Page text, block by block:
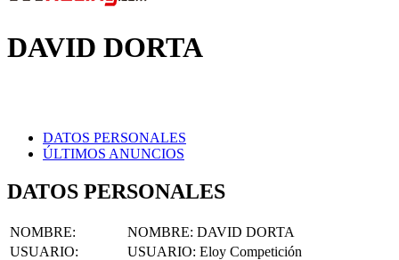
DAVID DORTA
DATOS PERSONALES
ÚLTIMOS ANUNCIOS
DATOS PERSONALES
NOMBRE: NOMBRE: DAVID DORTA
USUARIO: USUARIO: Eloy Competición